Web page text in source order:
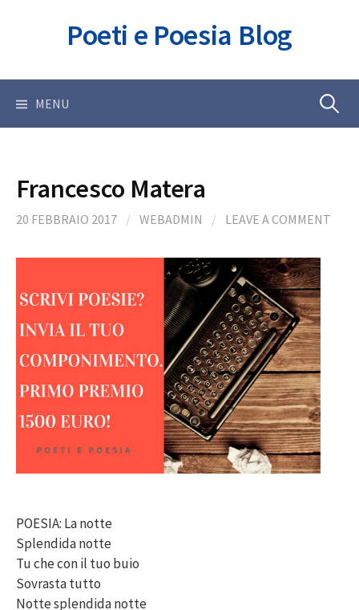
Poeti e Poesia Blog
MENU Ricerca
Francesco Matera
20 FEBBRAIO 2017 / WEBADMIN / LEAVE A COMMENT
POESIA: La notte
Splendida notte
Tu che con il tuo buio
Sovrasta tutto
Notte splendida notte